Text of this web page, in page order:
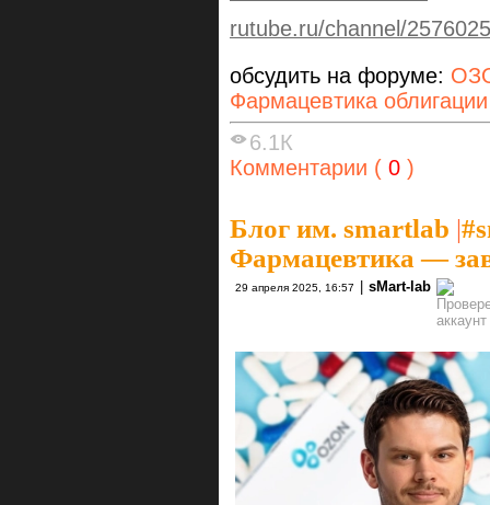
rutube.ru/channel/
обсудить на форуме:
Фармацевтика облигации
6.1К
Комментарии ( 0 )
Блог им. smartlab |
Фармацевтика —
29 апреля 2025, 16:57 sMart-lab